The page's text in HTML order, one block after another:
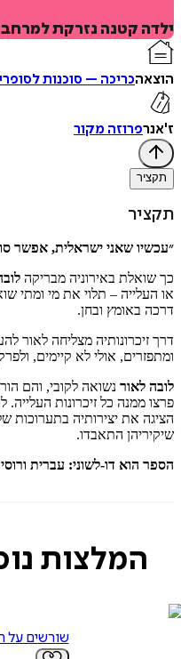
ילדה קטנה נזרקת למרחב
הוצאהכריכה – סוכנות
ז'אנרפרוזה מקור
תקציר
תקציר
״עכשיו שאני ישראלית, אפשר
כך שואלת באירוניה מבריקה
או העלייה – תלוי את מי ומתי
דרכה באומץ ובחן.
דרך זיכרונותיה מצליחה
ומתפזרים, אולי לא קיימים,
לובה לאור נשואה לקובי, והם
הציגה את יצירותיה בתערוכות
שיקיריהן התאבדו.
הספר הוא דו-לשוני: עברית
המלצות
שורשים על